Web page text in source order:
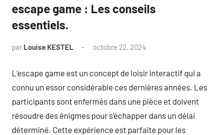
escape game : Les conseils
essentiels.
par Louise KESTEL octobre 22, 2024
L’escape game est un concept de loisir interactif qui a
connu un essor considérable ces dernières années. Les
participants sont enfermés dans une pièce et doivent
résoudre des énigmes pour s’échapper dans un délai
déterminé. Cette expérience est parfaite pour les